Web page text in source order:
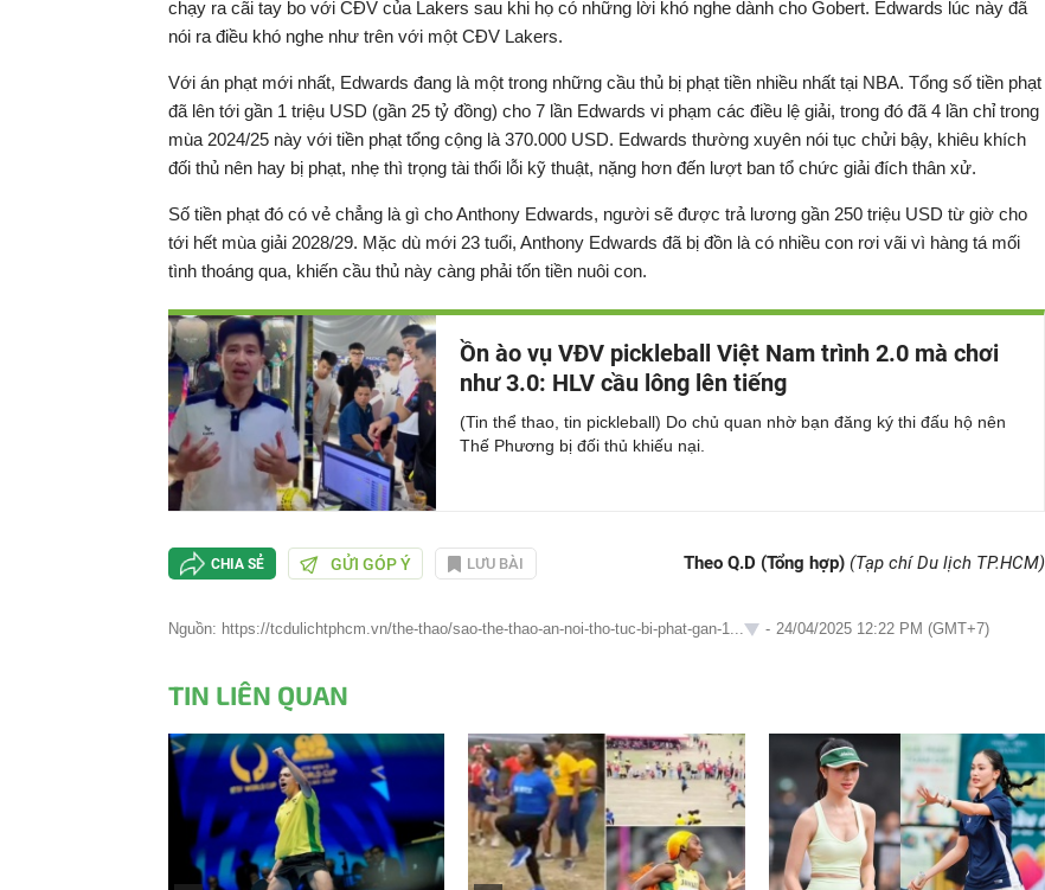
chạy ra cãi tay bo với CĐV của Lakers sau khi họ có những lời khó nghe dành cho Gobert. Edwards lúc này đã
nói ra điều khó nghe như trên với một CĐV Lakers.
Với án phạt mới nhất, Edwards đang là một trong những cầu thủ bị phạt tiền nhiều nhất tại NBA. Tổng số tiền phạt
đã lên tới gần 1 triệu USD (gần 25 tỷ đồng) cho 7 lần Edwards vi phạm các điều lệ giải, trong đó đã 4 lần chỉ trong
mùa 2024/25 này với tiền phạt tổng cộng là 370.000 USD. Edwards thường xuyên nói tục chửi bậy, khiêu khích
đối thủ nên hay bị phạt, nhẹ thì trọng tài thổi lỗi kỹ thuật, nặng hơn đến lượt ban tổ chức giải đích thân xử.
Số tiền phạt đó có vẻ chẳng là gì cho Anthony Edwards, người sẽ được trả lương gần 250 triệu USD từ giờ cho
tới hết mùa giải 2028/29. Mặc dù mới 23 tuổi, Anthony Edwards đã bị đồn là có nhiều con rơi vãi vì hàng tá mối
tình thoáng qua, khiến cầu thủ này càng phải tốn tiền nuôi con.
Ồn ào vụ VĐV pickleball Việt Nam trình 2.0 mà chơi
như 3.0: HLV cầu lông lên tiếng
(Tin thể thao, tin pickleball) Do chủ quan nhờ bạn đăng ký thi đấu hộ nên
Thế Phương bị đối thủ khiếu nại.
CHIA SẺ GỬI GÓP Ý LƯU BÀI Theo Q.D (Tổng hợp) (Tạp chí Du lịch TP.HCM)
Nguồn: https://tcdulichtphcm.vn/the-thao/sao-the-thao-an-noi-tho-tuc-bi-phat-gan-1... - 24/04/2025 12:22 PM (GMT+7)
TIN LIÊN QUAN